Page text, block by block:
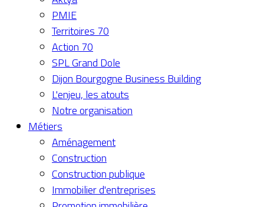
PMIE
Territoires 70
Action 70
SPL Grand Dole
Dijon Bourgogne Business Building
L'enjeu, les atouts
Notre organisation
Métiers
Aménagement
Construction
Construction publique
Immobilier d'entreprises